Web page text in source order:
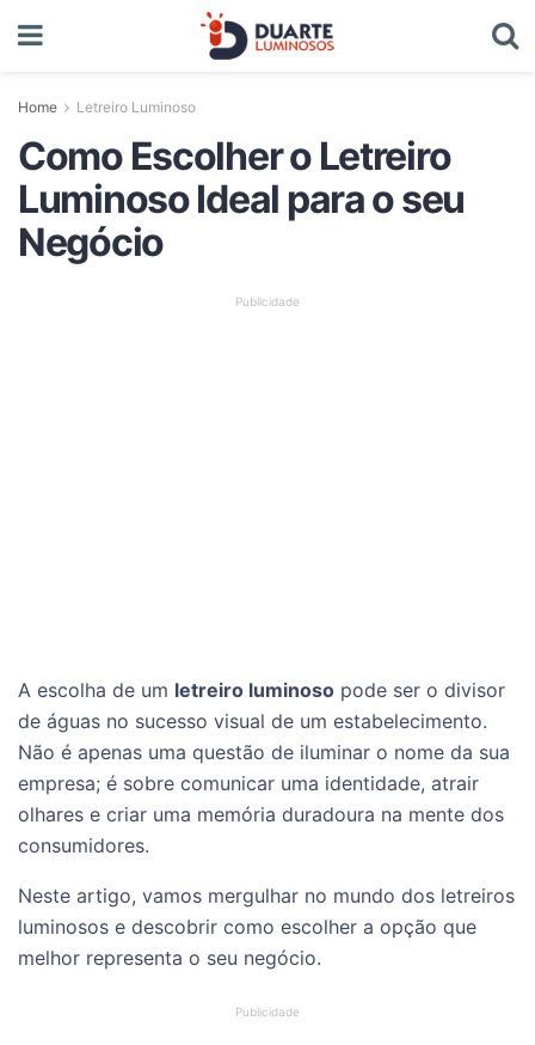
Home Letreiro Luminoso
Como Escolher o Letreiro
Luminoso Ideal para o seu
Negócio
A escolha de um letreiro luminoso pode ser o divisor
de águas no sucesso visual de um estabelecimento.
Não é apenas uma questão de iluminar o nome da sua
empresa; é sobre comunicar uma identidade, atrair
olhares e criar uma memória duradoura na mente dos
consumidores.
Neste artigo, vamos mergulhar no mundo dos letreiros
luminosos e descobrir como escolher a opção que
melhor representa o seu negócio.